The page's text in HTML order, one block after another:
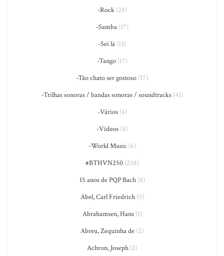
-Rock(28)
-Samba(17)
-Sei lá (13)
-Tango(17)
-Tão chato ser gostoso (17)
-Trilhas sonoras / bandas sonoras / soundtracks(41)
-Vários(4)
-Vídeos (4)
-World Music (6)
#BTHVN250(258)
15 anos de PQP Bach(8)
Abel, Carl Friedrich(5)
Abrahamsen, Hans(1)
Abreu, Zequinha de (2)
Achron, Joseph(2)